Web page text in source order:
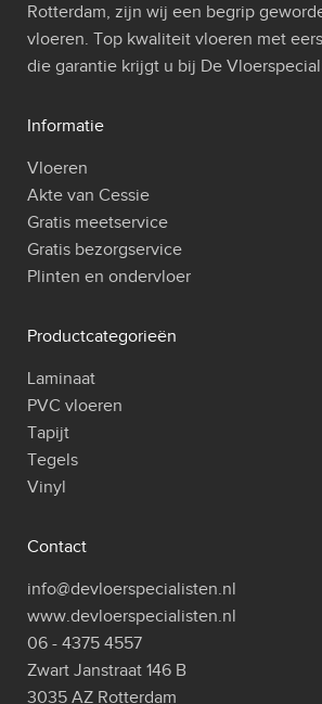
Rotterdam, zijn wij een begrip
vloeren. Top kwaliteit vloeren met
die garantie krijgt u bij De
Informatie
Vloeren
Akte van Cessie
Gratis meetservice
Gratis bezorgservice
Plinten en ondervloer
Productcategorieën
Laminaat
PVC vloeren
Tapijt
Tegels
Vinyl
Contact
info@devloerspecialisten.nl
www.devloerspecialisten.nl
06 - 4375 4557
Zwart Janstraat 146 B
3035 AZ Rotterdam